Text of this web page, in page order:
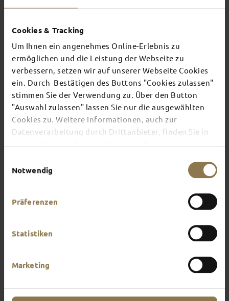
Cookies & Tracking
Um Ihnen ein angenehmes Online-Erlebnis zu
ermöglichen und die Leistung der Webseite zu
verbessern, setzen wir auf unserer Webseite Cookies
ein. Durch Bestätigen des Buttons "Cookies zulassen"
stimmen Sie der Verwendung zu. Über den Button
"Auswahl zulassen" lassen Sie nur die ausgewählten
Cookies zu. Weitere Informationen, auch zur
Datenverarbeitung durch Drittanbieter, finden Sie in
Notwendig
Präferenzen
Statistiken
Marketing
Experiences unique to Fulda
TOP EVENTS
There's always something going on in Fulda:
whether it's a concert, a musical, a fun-filled
guided tour or a theatre performance – this is the
place to discover the current events and